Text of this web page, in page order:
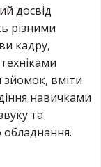
досвід
різними
кадру,
зйомок, вміти
навичками
та
обладнання.